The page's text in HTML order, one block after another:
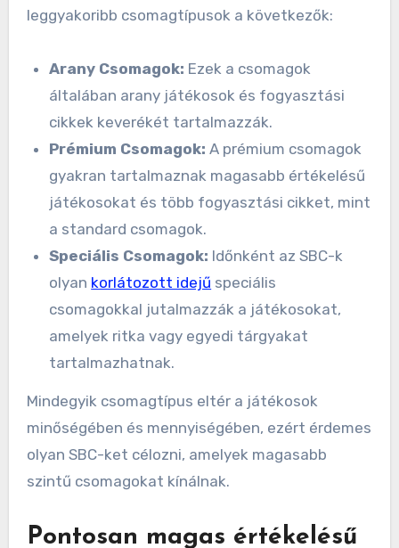
leggyakoribb csomagtípusok a következők:
Arany Csomagok: Ezek a csomagok
általában arany játékosok és fogyasztási
cikkek keverékét tartalmazzák.
Prémium Csomagok: A prémium csomagok
gyakran tartalmaznak magasabb értékelésű
játékosokat és több fogyasztási cikket, mint
a standard csomagok.
Speciális Csomagok: Időnként az SBC-k
olyan korlátozott idejű speciális
csomagokkal jutalmazzák a játékosokat,
amelyek ritka vagy egyedi tárgyakat
tartalmazhatnak.
Mindegyik csomagtípus eltér a játékosok
minőségében és mennyiségében, ezért érdemes
olyan SBC-ket célozni, amelyek magasabb
szintű csomagokat kínálnak.
Pontosan magas értékelésű